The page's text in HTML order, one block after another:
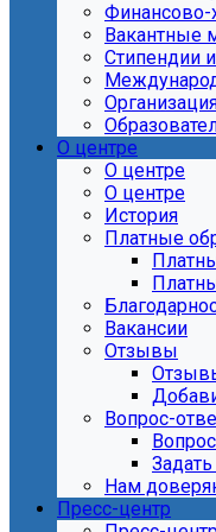
Финансово-
Вакантные
Стипендии
О центре
О центре
О центре
История
Платные
Вакансии
Отзывы
Вопрос-
Нам
Пресс-центр